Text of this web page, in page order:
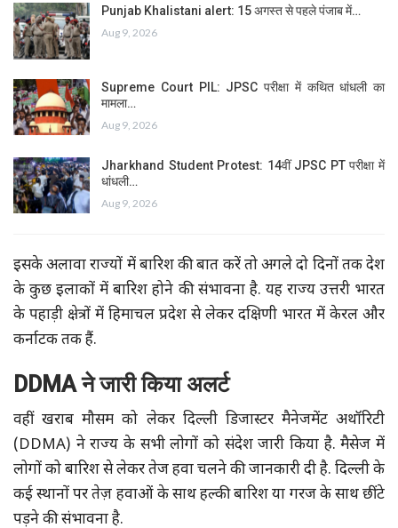
Punjab Khalistani alert: 15 अगस्त से पहले पंजाब में…
Aug 9, 2026
Supreme Court PIL: JPSC परीक्षा में कथित धांधली का
मामला…
Aug 9, 2026
Jharkhand Student Protest: 14वीं JPSC PT परीक्षा में
धांधली…
Aug 9, 2026
इसके अलावा राज्यों में बारिश की बात करें तो अगले दो दिनों तक देश
के कुछ इलाकों में बारिश होने की संभावना है. यह राज्य उत्तरी भारत
के पहाड़ी क्षेत्रों में हिमाचल प्रदेश से लेकर दक्षिणी भारत में केरल और
कर्नाटक तक हैं.
DDMA ने जारी किया अलर्ट
वहीं खराब मौसम को लेकर दिल्ली डिजास्टर मैनेजमेंट अथॉरिटी
(DDMA) ने राज्य के सभी लोगों को संदेश जारी किया है. मैसेज में
लोगों को बारिश से लेकर तेज हवा चलने की जानकारी दी है. दिल्ली के
कई स्थानों पर तेज़ हवाओं के साथ हल्की बारिश या गरज के साथ छींटे
पड़ने की संभावना है.